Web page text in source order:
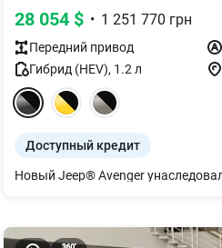
28 054 $ • 1 251 770 грн
Передний привод
Гибрид (HEV), 1.2 л
Доступный кредит